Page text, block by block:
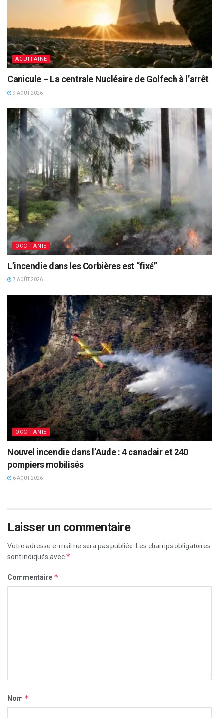
AQUITAINE
Canicule – La centrale Nucléaire de Golfech à l’arrêt
9 AOÛT 2026
OCCITANIE
L’incendie dans les Corbières est “fixé”
7 AOÛT 2026
OCCITANIE
Nouvel incendie dans l’Aude : 4 canadair et 240
pompiers mobilisés
6 AOÛT 2026
Laisser un commentaire
Votre adresse e-mail ne sera pas publiée. Les champs obligatoires
sont indiqués avec *
Commentaire *
Nom *